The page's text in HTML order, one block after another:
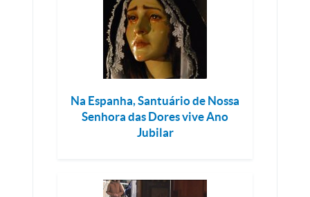
Na Espanha, Santuário de Nossa
Senhora das Dores vive Ano
Jubilar